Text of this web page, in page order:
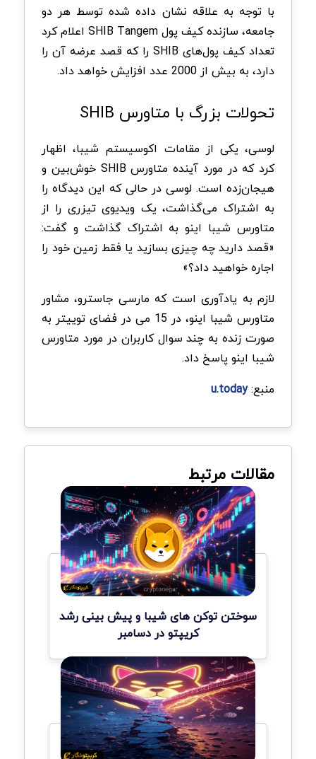
با توجه به علاقه نشان داده شده توسط هر دو
جامعه، سازنده کیف پول SHIB Tangem اعلام کرد
تعداد کیف پول‌های SHIB را که قصد عرضه آن را
دارد، به بیش از 2000 عدد افزایش خواهد داد.
تحولات بزرگ با متاورس SHIB
لوسی، یکی از مقامات اکوسیستم شیبا، اظهار
کرد که در مورد آینده متاورس SHIB خوش‌بین و
هیجان‌زده است. لوسی در حالی که این دیدگاه را
به اشتراک می‌گذاشت، یک ویدیوی تیزری را از
متاورس شیبا اینو به اشتراک گذاشت و گفت:
«قصد دارید چه چیزی بسازید یا فقط زمین خود را
اجاره خواهید داد؟»
لازم به یادآوری است که مارسی جاسترو، مشاور
متاورس شیبا اینو، در 15 می در فضای توییتر به
صورت زنده به چند سوال کاربران در مورد متاورس
شیبا اینو پاسخ داد.
منبع:u.today
مقالات مرتبط
سوختن توکن های شیبا و پیش بینی رشد
کریپتو در دسامبر